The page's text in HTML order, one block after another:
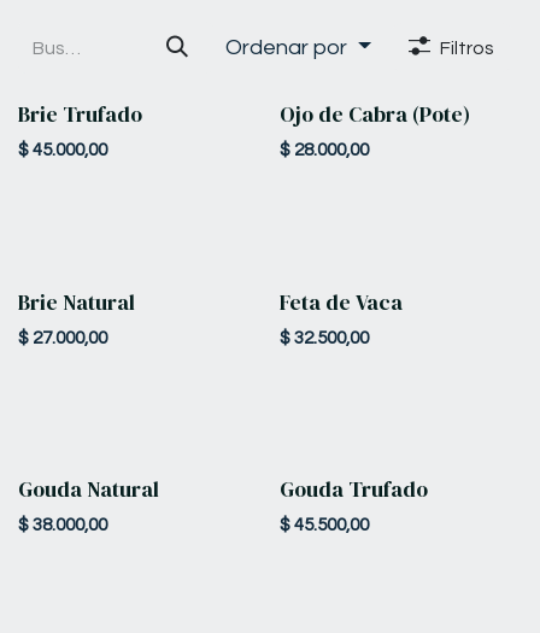
Ordenar por Filtros
Brie Trufado
$ 45.000,00
Ojo de Cabra (Pote)
$ 28.000,00
Brie Natural
$ 27.000,00
Feta de Vaca
$ 32.500,00
Gouda Natural
$ 38.000,00
Gouda Trufado
$ 45.500,00